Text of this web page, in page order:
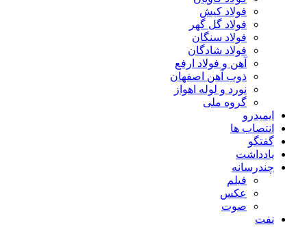
فولاد کیش
فولاد گل گهر
فولاد سنگان
فولاد شادگان
آهن و فولاد ارفع
ذوب آهن اصفهان
نورد و لوله اهواز
گروه ملی
ایمیدرو
انتصاب ها
گفتگو
یادداشت
چندرسانه
فیلم
عکس
صوت
نفت